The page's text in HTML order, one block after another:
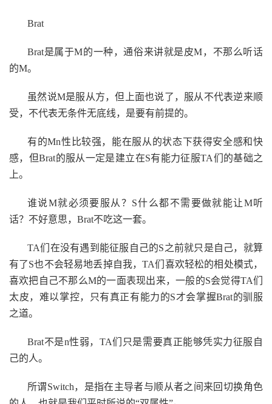
Brat
Brat是属于M的一种，通俗来讲就是皮M，不那么听话
的M。
虽然说M是服从方，但上面也说了，服从不代表逆来顺
受，不代表无条件无底线，是要有前提的。
有的Mn性比较强，能在服从的状态下获得安全感和快
感，但Brat的服从一定是建立在S有能力征服TA们的基础之
上。
谁说M就必须要服从？S什么都不需要做就能让M听
话？不好意思，Brat不吃这一套。
TA们在没有遇到能征服自己的S之前就只是自己，就算
有了S也不会轻易地丢掉自我，TA们喜欢轻松的相处模式，
喜欢把自己不那么M的一面表现出来，一般的S会觉得TA们
太皮，难以掌控，只有真正有能力的S才会掌握Brat的驯服
之道。
Brat不是n性弱，TA们只是需要真正能够凭实力征服自
己的人。
所谓Switch，是指在主导者与顺从者之间来回切换角色